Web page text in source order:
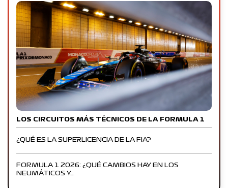
LOS CIRCUITOS MÁS TÉCNICOS DE LA FORMULA 1
¿QUÉ ES LA SUPERLICENCIA DE LA FIA?
FORMULA 1 2026: ¿QUÉ CAMBIOS HAY EN LOS
NEUMÁTICOS Y…